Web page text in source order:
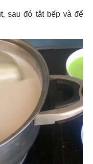
sau đó tắt bếp và để